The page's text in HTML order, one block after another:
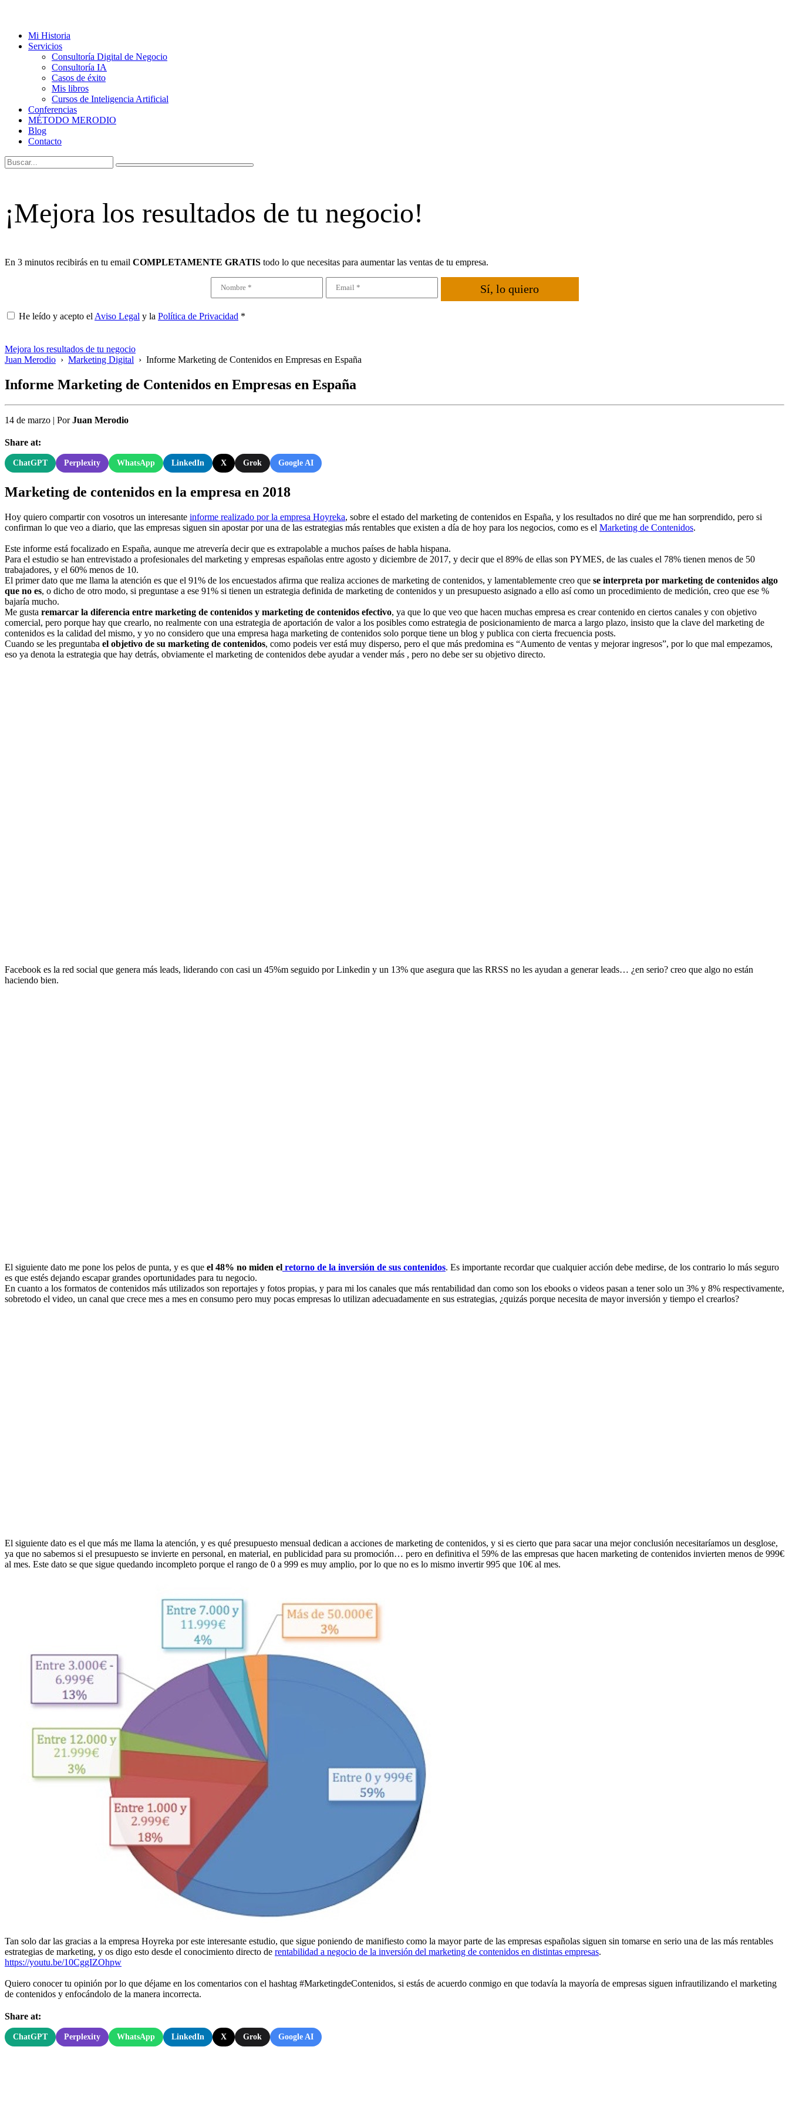
Mi Historia
Servicios
Consultoría Digital de Negocio
Consultoría IA
Casos de éxito
Mis libros
Cursos de Inteligencia Artificial
Conferencias
MÉTODO MERODIO
Blog
Contacto
¡Mejora los resultados de tu negocio!
En 3 minutos recibirás en tu email COMPLETAMENTE GRATIS todo lo que necesitas para aumentar las ventas de tu empresa.
Sí, lo quiero
He leído y acepto el Aviso Legal y la Política de Privacidad *
Mejora los resultados de tu negocio
Juan Merodio › Marketing Digital › Informe Marketing de Contenidos en Empresas en España
Informe Marketing de Contenidos en Empresas en España
14 de marzo | PorJuan Merodio
Share at:
ChatGPT Perplexity WhatsApp LinkedIn X Grok Google AI
Marketing de contenidos en la empresa en 2018
Hoy quiero compartir con vosotros un interesante informe realizado por la empresa Hoyreka, sobre el estado del marketing de contenidos en España, y los resultados no diré que me han sorprendido, pero si
confirman lo que veo a diario, que las empresas siguen sin apostar por una de las estrategias más rentables que existen a día de hoy para los negocios, como es el Marketing de Contenidos.
Este informe está focalizado en España, aunque me atrevería decir que es extrapolable a muchos países de habla hispana.
Para el estudio se han entrevistado a profesionales del marketing y empresas españolas entre agosto y diciembre de 2017, y decir que el 89% de ellas son PYMES, de las cuales el 78% tienen menos de 50
trabajadores, y el 60% menos de 10.
El primer dato que me llama la atención es que el 91% de los encuestados afirma que realiza acciones de marketing de contenidos, y lamentablemente creo que se interpreta por marketing de contenidos algo
que no es, o dicho de otro modo, si preguntase a ese 91% si tienen un estrategia definida de marketing de contenidos y un presupuesto asignado a ello así como un procedimiento de medición, creo que ese %
bajaría mucho.
Me gusta remarcar la diferencia entre marketing de contenidos y marketing de contenidos efectivo, ya que lo que veo que hacen muchas empresa es crear contenido en ciertos canales y con objetivo
comercial, pero porque hay que crearlo, no realmente con una estrategia de aportación de valor a los posibles como estrategia de posicionamiento de marca a largo plazo, insisto que la clave del marketing de
contenidos es la calidad del mismo, y yo no considero que una empresa haga marketing de contenidos solo porque tiene un blog y publica con cierta frecuencia posts.
Cuando se les preguntaba el objetivo de su marketing de contenidos, como podeis ver está muy disperso, pero el que más predomina es “Aumento de ventas y mejorar ingresos”, por lo que mal empezamos,
eso ya denota la estrategia que hay detrás, obviamente el marketing de contenidos debe ayudar a vender más , pero no debe ser su objetivo directo.
Facebook es la red social que genera más leads, liderando con casi un 45%m seguido por Linkedin y un 13% que asegura que las RRSS no les ayudan a generar leads… ¿en serio? creo que algo no están
haciendo bien.
El siguiente dato me pone los pelos de punta, y es que el 48% no miden el retorno de la inversión de sus contenidos. Es importante recordar que cualquier acción debe medirse, de los contrario lo más seguro
es que estés dejando escapar grandes oportunidades para tu negocio.
En cuanto a los formatos de contenidos más utilizados son reportajes y fotos propias, y para mi los canales que más rentabilidad dan como son los ebooks o videos pasan a tener solo un 3% y 8% respectivamente,
sobretodo el video, un canal que crece mes a mes en consumo pero muy pocas empresas lo utilizan adecuadamente en sus estrategias, ¿quizás porque necesita de mayor inversión y tiempo el crearlos?
El siguiente dato es el que más me llama la atención, y es qué presupuesto mensual dedican a acciones de marketing de contenidos, y si es cierto que para sacar una mejor conclusión necesitaríamos un desglose,
ya que no sabemos si el presupuesto se invierte en personal, en material, en publicidad para su promoción… pero en definitiva el 59% de las empresas que hacen marketing de contenidos invierten menos de 999€
al mes. Este dato se que sigue quedando incompleto porque el rango de 0 a 999 es muy amplio, por lo que no es lo mismo invertir 995 que 10€ al mes.
Tan solo dar las gracias a la empresa Hoyreka por este interesante estudio, que sigue poniendo de manifiesto como la mayor parte de las empresas españolas siguen sin tomarse en serio una de las más rentables
estrategias de marketing, y os digo esto desde el conocimiento directo de rentabilidad a negocio de la inversión del marketing de contenidos en distintas empresas.
https://youtu.be/10CggIZOhpw
Quiero conocer tu opinión por lo que déjame en los comentarios con el hashtag #MarketingdeContenidos, si estás de acuerdo conmigo en que todavía la mayoría de empresas siguen infrautilizando el marketing
de contenidos y enfocándolo de la manera incorrecta.
Share at:
ChatGPT Perplexity WhatsApp LinkedIn X Grok Google AI